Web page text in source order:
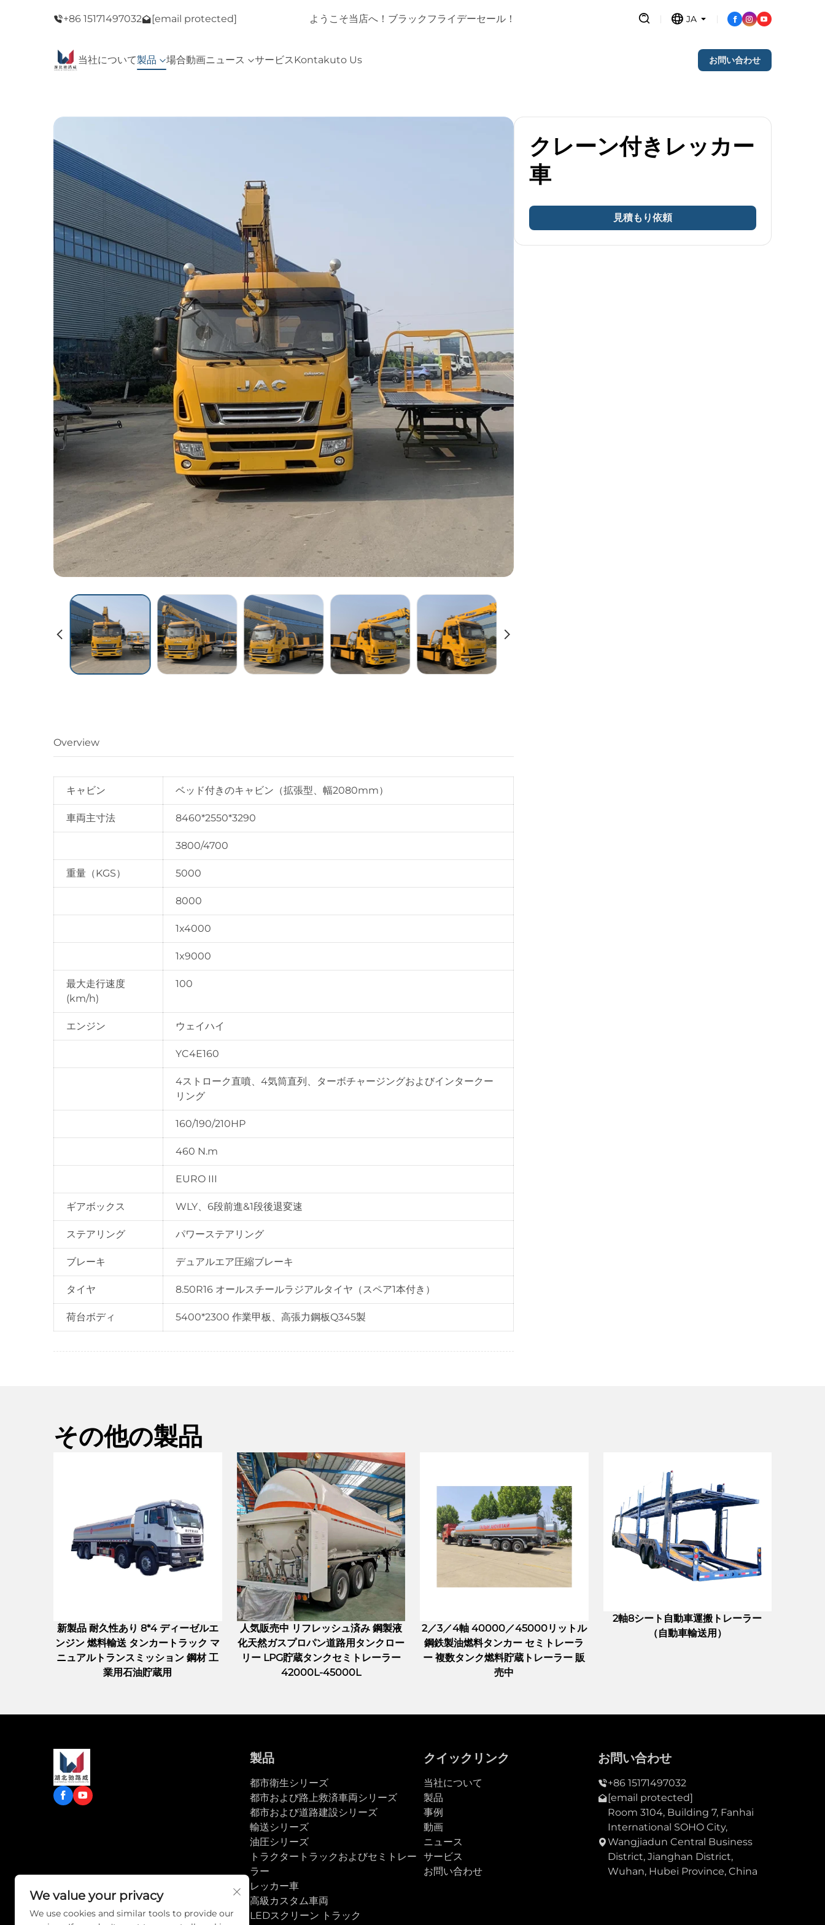
+86 15171497032 [email protected]
ようこそ当店へ！ブラックフライデーセール！ ようこそ当店へ！ブラックフライデーセール！ JA
当社について製品 場合動画ニュース サービスKontakuto Us お問い合わせ
Overview
キャビン ベッド付きのキャビン（拡張型、幅2080mm）
車両主寸法 8460*2550*3290
3800/4700
重量（KGS） 5000
8000
1x4000
1x9000
最大走行速度
(km/h)
100
エンジン ウェイハイ
YC4E160
4ストローク直噴、4気筒直列、ターボチャージングおよびインタークー
リング
160/190/210HP
460 N.m
EURO III
ギアボックス WLY、6段前進&1段後退変速
ステアリング パワーステアリング
ブレーキ デュアルエア圧縮ブレーキ
タイヤ 8.50R16 オールスチールラジアルタイヤ（スペア1本付き）
荷台ボディ 5400*2300 作業甲板、高張力鋼板Q345製
クレーン付きレッカー
車
見積もり依頼
その他の製品
新製品 耐久性あり 8*4 ディーゼルエ
ンジン 燃料輸送 タンカートラック マ
ニュアルトランスミッション 鋼材 工
業用石油貯蔵用
人気販売中 リフレッシュ済み 鋼製液
化天然ガスプロパン道路用タンクロー
リー LPG貯蔵タンクセミトレーラー
42000L-45000L
2／3／4軸 40000／45000リットル
鋼鉄製油燃料タンカー セミトレーラ
ー 複数タンク燃料貯蔵トレーラー 販
売中
2軸8シート自動車運搬トレーラー
（自動車輸送用）
製品
都市衛生シリーズ
都市および路上救済車両シリーズ
都市および道路建設シリーズ
輸送シリーズ
油圧シリーズ
トラクタートラックおよびセミトレー
ラー
レッカー車
高級カスタム車両
LEDスクリーン トラック
クイックリンク
当社について
製品
事例
動画
ニュース
サービス
お問い合わせ
お問い合わせ
+86 15171497032
[email protected]
Room 3104, Building 7, Fanhai
International SOHO City,
Wangjiadun Central Business
District, Jianghan District,
Wuhan, Hubei Province, China
We value your privacy
We use cookies and similar tools to provide our